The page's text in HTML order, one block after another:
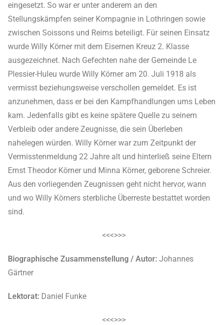
eingesetzt. So war er unter anderem an den
Stellungskämpfen seiner Kompagnie in Lothringen sowie
zwischen Soissons und Reims beteiligt. Für seinen Einsatz
wurde Willy Körner mit dem Eisernen Kreuz 2. Klasse
ausgezeichnet. Nach Gefechten nahe der Gemeinde Le
Plessier-Huleu wurde Willy Körner am 20. Juli 1918 als
vermisst beziehungsweise verschollen gemeldet. Es ist
anzunehmen, dass er bei den Kampfhandlungen ums Leben
kam. Jedenfalls gibt es keine spätere Quelle zu seinem
Verbleib oder andere Zeugnisse, die sein Überleben
nahelegen würden. Willy Körner war zum Zeitpunkt der
Vermisstenmeldung 22 Jahre alt und hinterließ seine Eltern
Ernst Theodor Körner und Minna Körner, geborene Schreier.
Aus den vorliegenden Zeugnissen geht nicht hervor, wann
und wo Willy Körners sterbliche Überreste bestattet worden
sind.
<<<>>>
Biographische Zusammenstellung / Autor: Johannes
Gärtner
Lektorat: Daniel Funke
<<<>>>